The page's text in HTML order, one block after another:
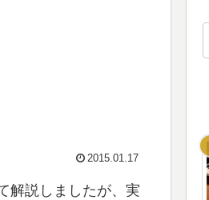
2015.01.17
解説しましたが、実